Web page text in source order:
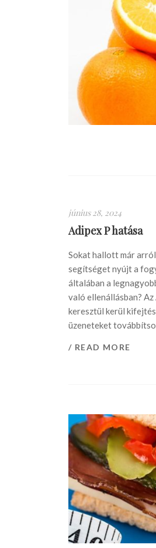
június 28, 2024
Adipex P hatása
Sokat hallott már
segítséget nyújt a
általában a
való ellenállásban?
keresztül kerül
üzeneteket
/ READ MORE